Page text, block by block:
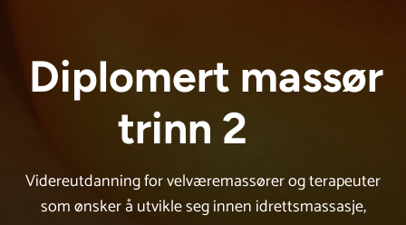
Tilbake til alle
Diplomert massør
trinn 2
Videreutdanning for velværemassører og terapeuter
som ønsker å utvikle seg innen idrettsmassasje,